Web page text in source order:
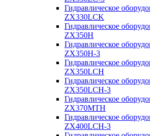
Гидравлическое
ZX330LCK
Гидравлическое
ZX350H
Гидравлическое
ZX350H-3
Гидравлическое
ZX350LCH
Гидравлическое
ZX350LCH-3
Гидравлическое
ZX370MTH
Гидравлическое
ZX400LCH-3